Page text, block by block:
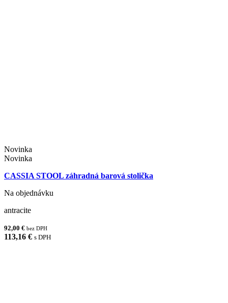
Novinka
Novinka
CASSIA STOOL záhradná barová stolička
Na objednávku
antracite
92,00 € bez DPH
113,16 € s DPH